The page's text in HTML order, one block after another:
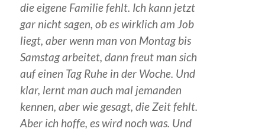
die eigene Familie fehlt. Ich kann jetzt
gar nicht sagen, ob es wirklich am Job
liegt, aber wenn man von Montag bis
Samstag arbeitet, dann freut man sich
auf einen Tag Ruhe in der Woche. Und
klar, lernt man auch mal jemanden
kennen, aber wie gesagt, die Zeit fehlt.
Aber ich hoffe, es wird noch was. Und